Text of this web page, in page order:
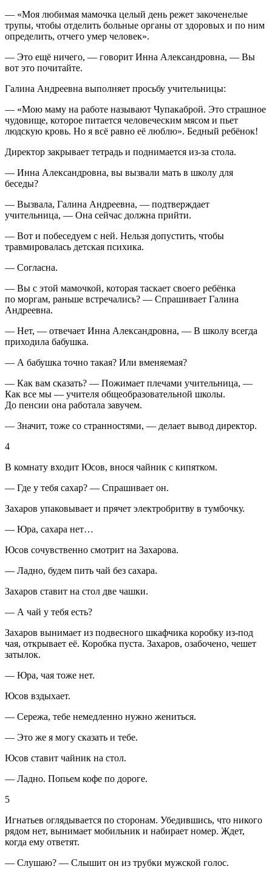
— «Моя любимая мамочка целый день режет закоченелые
трупы, чтобы отделить больные органы от здоровых и по ним
определить, отчего умер человек».
— Это ещё ничего, — говорит Инна Александровна, — Вы
вот это почитайте.
Галина Андреевна выполняет просьбу учительницы:
— «Мою маму на работе называют Чупакаброй. Это страшное
чудовище, которое питается человеческим мясом и пьет
людскую кровь. Но я всё равно её люблю». Бедный ребёнок!
Директор закрывает тетрадь и поднимается из-за стола.
— Инна Александровна, вы вызвали мать в школу для
беседы?
— Вызвала, Галина Андреевна, — подтверждает
учительница, — Она сейчас должна прийти.
— Вот и побеседуем с ней. Нельзя допустить, чтобы
травмировалась детская психика.
— Согласна.
— Вы с этой мамочкой, которая таскает своего ребёнка
по моргам, раньше встречались? — Спрашивает Галина
Андреевна.
— Нет, — отвечает Инна Александровна, — В школу всегда
приходила бабушка.
— А бабушка точно такая? Или вменяемая?
— Как вам сказать? — Пожимает плечами учительница, —
Как все мы — учителя общеобразовательной школы.
До пенсии она работала завучем.
— Значит, тоже со странностями, — делает вывод директор.
4
В комнату входит Юсов, внося чайник с кипятком.
— Где у тебя сахар? — Спрашивает он.
Захаров упаковывает и прячет электробритву в тумбочку.
— Юра, сахара нет…
Юсов сочувственно смотрит на Захарова.
— Ладно, будем пить чай без сахара.
Захаров ставит на стол две чашки.
— А чай у тебя есть?
Захаров вынимает из подвесного шкафчика коробку из-под
чая, открывает её. Коробка пуста. Захаров, озабочено, чешет
затылок.
— Юра, чая тоже нет.
Юсов вздыхает.
— Сережа, тебе немедленно нужно жениться.
— Это же я могу сказать и тебе.
Юсов ставит чайник на стол.
— Ладно. Попьем кофе по дороге.
5
Игнатьев оглядывается по сторонам. Убедившись, что никого
рядом нет, вынимает мобильник и набирает номер. Ждет,
когда ему ответят.
— Слушаю? — Слышит он из трубки мужской голос.